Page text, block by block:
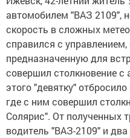
автомобилем "ВАЗ 2109",
скорость в сложных
справился с
предназначенную для
совершил столкновение с
этого "девятку"
где с ним совершил
Солярис". От полученных
водитель "ВАЗ-2109" и